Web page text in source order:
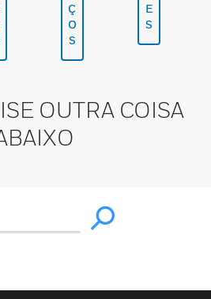
Ç
O
S
E
S
OUTRA COISA